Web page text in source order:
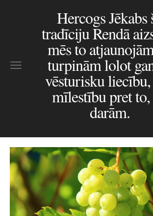
Hercogs Jēkabs
tradīciju Rendā
mēs to
turpinām lolot
vēsturisku
mīlestību pret
darām.